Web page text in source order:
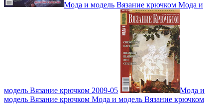
Мода и модель Вязание крючком Мода и
модель Вязание крючком 2009-05
Мода и
модель Вязание крючком Мода и модель Вязание крючком